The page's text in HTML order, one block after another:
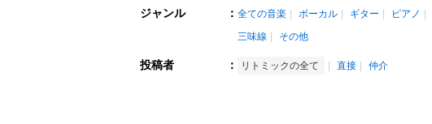
ジャンル ： 全ての音楽 ボーカル ギター ピアノ
三味線
その他
投稿者 ： リトミックの全て 直接 仲介